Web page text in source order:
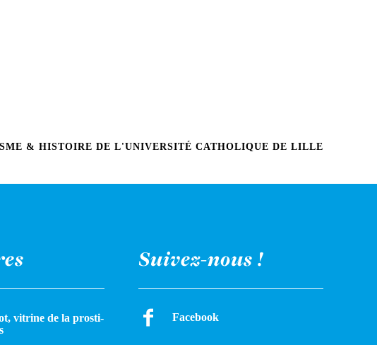
& HISTOIRE DE L'UNIVERSITÉ CATHOLIQUE DE LILLE
vitrine de la pros­ti­
Suivez-nous !
Facebook